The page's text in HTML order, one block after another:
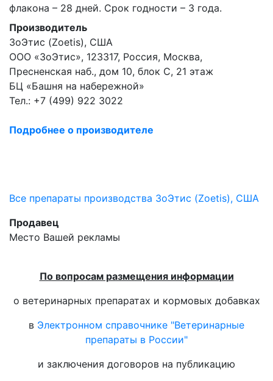
флакона – 28 дней. Срок годности – 3 года.
Производитель
ЗоЭтис (Zoetis), США
ООО «ЗоЭтис», 123317, Россия, Москва,
Пресненская наб., дом 10, блок С, 21 этаж
БЦ «Башня на набережной»
Тел.: +7 (499) 922 3022
Подробнее о производителе
Все препараты производства ЗоЭтис (Zoetis), США
Продавец
Место Вашей рекламы
По вопросам размещения информации
о ветеринарных препаратах и кормовых добавках
в Электронном справочнике "Ветеринарные
препараты в России"
и заключения договоров на публикацию